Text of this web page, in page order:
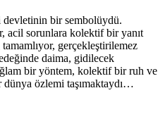
bir sembolüydü.
acil sorunlara kolektif bir yanıt
gerçekleştirilemez
daima, gidilecek
bir yöntem, kolektif bir ruh ve
dünya özlemi taşımaktaydı…